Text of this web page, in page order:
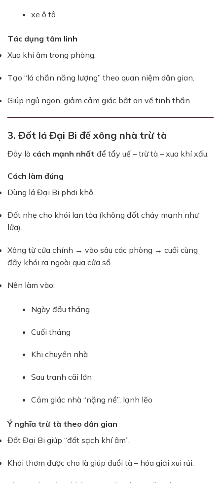
xe ô tô
Tác dụng tâm linh
Xua khí âm trong phòng.
Tạo “lá chắn năng lượng” theo quan niệm dân gian.
Giúp ngủ ngon, giảm cảm giác bất an về tinh thần.
3. Đốt lá Đại Bi để xông nhà trừ tà
Đây là cách mạnh nhất để tẩy uế – trừ tà – xua khí xấu.
Cách làm đúng
Dùng lá Đại Bi phơi khô.
Đốt nhẹ cho khói lan tỏa (không đốt cháy mạnh như
lửa).
Xông từ cửa chính → vào sâu các phòng → cuối cùng
đẩy khói ra ngoài qua cửa sổ.
Nên làm vào:
Ngày đầu tháng
Cuối tháng
Khi chuyển nhà
Sau tranh cãi lớn
Cảm giác nhà “nặng nề”, lạnh lẽo
Ý nghĩa trừ tà theo dân gian
Đốt Đại Bi giúp “đốt sạch khí âm”.
Khói thơm được cho là giúp đuổi tà – hóa giải xui rủi.